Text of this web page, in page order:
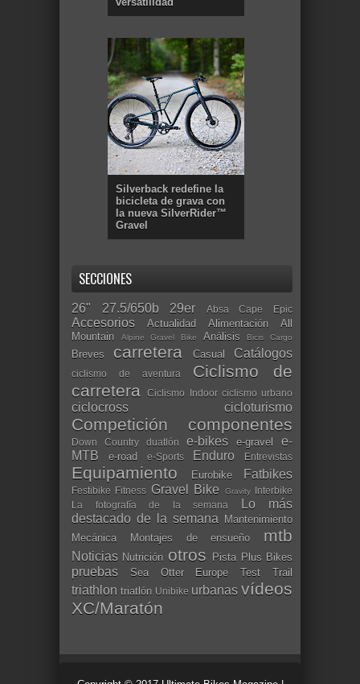
Silverback redefine la
bicicleta de grava con
la nueva SilverRider™
Gravel
SECCIONES
26" 27.5/650b 29er Absa Cape Epic
Accesorios Actualidad Alimentación
All
Mountain
Alpine Gravel Bike Análisis Bicis Cargo
Breves carretera Casual Catálogos
ciclismo de aventura
Ciclismo de
carretera
Ciclismo Indoor ciclismo urbano
ciclocross cicloturismo
Competición componentes
Down Country duatlón e-bikes e-gravel
e-
MTB
e-road e-Sports Enduro Entrevistas
Equipamiento Eurobike Fatbikes
Festibike Fitness Gravel Bike Gravity Interbike
La fotografía de la semana
Lo más
destacado de la semana Mantenimiento
Mecánica
Montajes de ensueño mtb
Noticias Nutrición otros Pista Plus Bikes
pruebas Sea Otter Europe Test Trail
triathlon triatlón Unibike urbanas vídeos
XC/Maratón